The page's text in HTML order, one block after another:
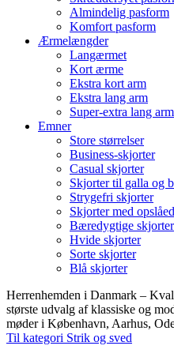
Almindelig pasform
Komfort pasform
Ærmelængder
Langærmet
Kort ærme
Ekstra kort arm
Ekstra lang arm
Super-extra lang arm
Emner
Store størrelser
Business-skjorter
Casual skjorter
Skjorter til galla og
Strygefri skjorter
Skjorter med
Bæredygtige skjorter
Hvide skjorter
Sorte skjorter
Blå skjorter
Herrenhemden i Danmark –
største udvalg af klassiske og
møder i København, Aarhus,
Til kategori Strik og sved